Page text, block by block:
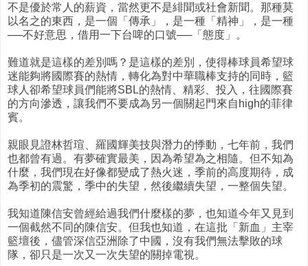
不是優於常人的薪資，當然更不是緋聞或社會新聞。那種莫
以名之的東西，是一個「傳承」，是一種「精神」，是一種
──不好意思，借用一下台啤的口號──「態度」。
難道就是這樣的差別嗎？是這樣的差別，使得棒球員希望球
迷能夠將國際賽的熱情，轉化為對中華職棒支持的同時，籃
球人卻希望球員們能將SBL的熱情、精彩、投入，往國際賽
的方向滲透，讓我們不要成為另一個關起門來自high的菲律
賓。
親眼見證林哲瑄、羅國輝美技與潛力的悸動，七年前，我們
也都曾有過。有夢確實最美，因為希望為之相隨。但不知為
什麼，我們現在好像都變成了熱火迷，季前的高度期待，成
為季初的震驚，季中的失望，然後繼續失望，一整個失望。
我知道陳信安曾經給過我們什麼樣的夢，也知道今年又見到
一個截然不同的陳信安。但我也知道，在這批「新血」主宰
籃壇後，儘管深信亞洲除了中國，沒有我們無法擊敗的球
隊，卻只是一次又一次失望的關掉電視。